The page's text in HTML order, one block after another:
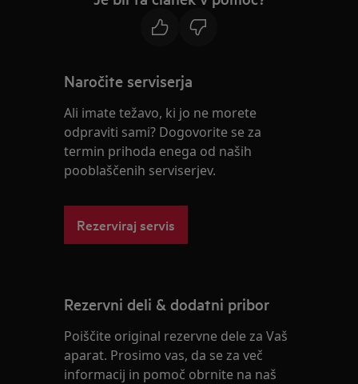
Naročite serviserja
Ali imate težavo, ki jo ne morete
odpraviti sami? Dogovorite se za
termin prihoda enega od naših
pooblaščenih serviserjev.
Rezerviraj servis
Rezervni deli & dodatni pribor
Poiščite original rezervne dele za Vaš
aparat. Prosimo vas, da se za več
informacij in pomoč obrnite na naš